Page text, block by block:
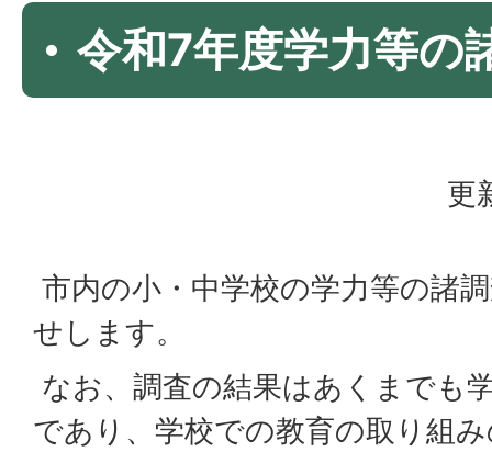
令和7年度学力等の
更
市内の小・中学校の学力等の諸
せします。
なお、調査の結果はあくまでも
であり、学校での教育の取り組